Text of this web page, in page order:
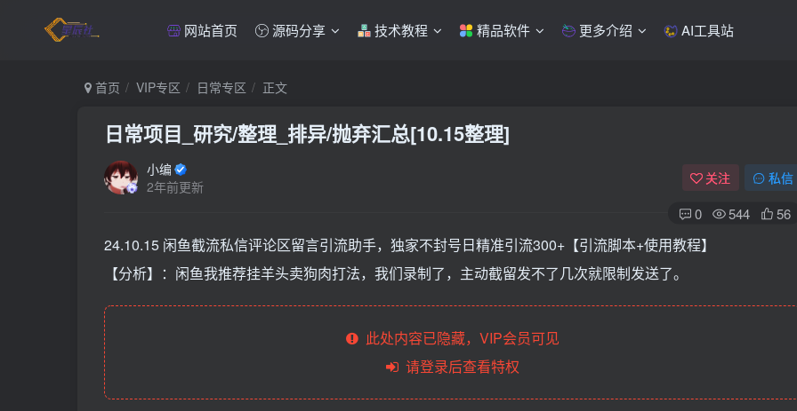
网站首页 源码分享 技术教程 精品软件 更多介绍 AI工具站
首页 VIP专区 日常专区 正文
日常项目_研究/整理_排异/抛弃汇总[10.15整理]
小编
2年前更新
关注 私信
0 544 56
24.10.15 闲鱼截流私信评论区留言引流助手，独家不封号日精准引流300+【引流脚本+使用教程】
【分析】：闲鱼我推荐挂羊头卖狗肉打法，我们录制了，主动截留发不了几次就限制发送了。
此处内容已隐藏，VIP会员可见
请登录后查看特权